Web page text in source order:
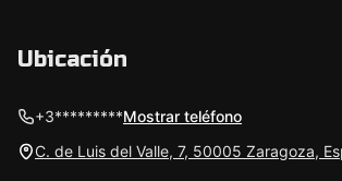
Ubicación
+3*********Mostrar teléfono
C. de Luis del Valle, 7, 50005 Zaragoza,